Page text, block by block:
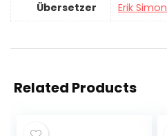
Übersetzer
Erik Simon
Related Products